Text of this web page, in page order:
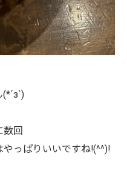
数回
っぱりいいですね!(^^)!